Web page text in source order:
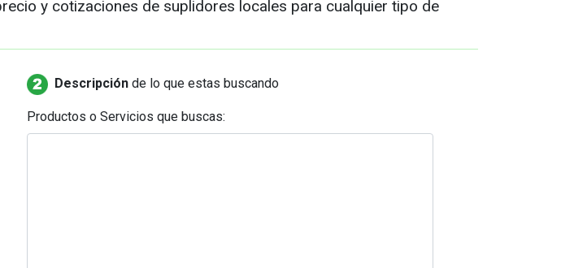
y cotizaciones de suplidores locales para cualquier tipo de
Descripción de lo que estas buscando
Productos o Servicios que buscas: